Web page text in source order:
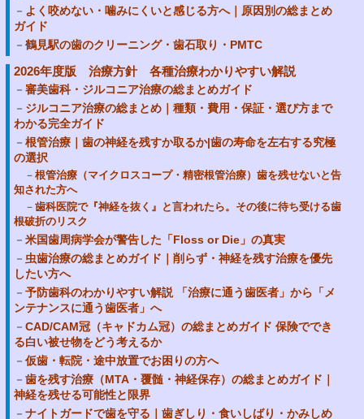
よく咬めない・噛みにくいと感じる方へ｜原因別の総まとめ
ガイド
鶴見駅の歯のクリーニング・歯石取り・PMTC
2026年度版 治療方針 各種治療わかりやすい解説
審美歯科・ジルコニア治療の総まとめガイド
ジルコニア治療の総まとめ｜種類・費用・保証・選び方まで
わかる完全ガイド
根管治療｜歯の神経を残すか取るか|歯の寿命を左右する究極
の選択
根管治療（マイクロスコープ・精密根管治療）歯を残せないと告
知された方へ
歯科医院で『神経を抜く』と言われたら。その後に待ち受ける歯
根破折のリスク
米国歯周病学会が警告した「Floss or Die」の真実
虫歯治療の総まとめガイド｜削らず・神経を残す治療を優先
したい方へ
予防歯科のわかりやすい解説 「治療に通う歯医者」から「メ
ンテナンスに通う歯医者」へ
CAD/CAM冠（キャドカム冠）の総まとめガイド 保険ででき
る白い被せ物をどう考えるか
仮歯・転院・途中放置でお困りの方へ
歯を残す治療（MTA・覆髄・神経保存）の総まとめガイド｜
神経を残せる可能性と限界
ナイトガードで歯を守る｜歯ぎしり・食いしばり・かみしめ